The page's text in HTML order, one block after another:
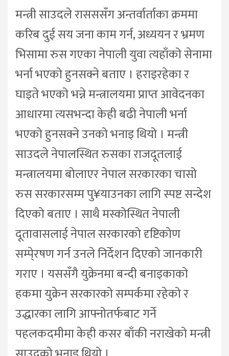
मन्त्री साउदले रासससँग अन्तर्वार्ताका क्रममा
करिब दुई सय जना काम गर्न, अध्ययन र भ्रमण
भिसामा रुस गएका नेपाली युवा त्यहाँको सेनामा
भर्ना भएको हुनसक्ने बताए । हराइरहेका र
घाइते भएको भन्ने मन्त्रालयमा प्राप्त आवेदनका
आधारमा त्यसभन्दा केही बढी नेपाली भर्ना
भएको हुनसक्ने उनको भनाइ थियो । मन्त्री
साउदले नेपालस्थित रुसका राजदूतलाई
मन्त्रालयमा बोलाएर नेपाल सरकारका चासो
रुस सरकारसम्म पु¥याउनका लागि स्पष्ट सन्देश
दिएको बताए । साथै मस्कोस्थित नेपाली
दूतावासलाई नेपाल सरकारको दृष्टिकोण
सम्पे्रषण गर्न उनले निर्देशन दिएको जानकारी
गराए । यससँगै युक्रेनमा बन्दी बनाइकाको
हकमा युक्रेन सरकारको सम्पर्कमा रहेको र
उद्धारका लागि आफ्नोतर्फबाट गर्ने
पहलकदमीमा केही कसर बाँकी नराखेको मन्त्री